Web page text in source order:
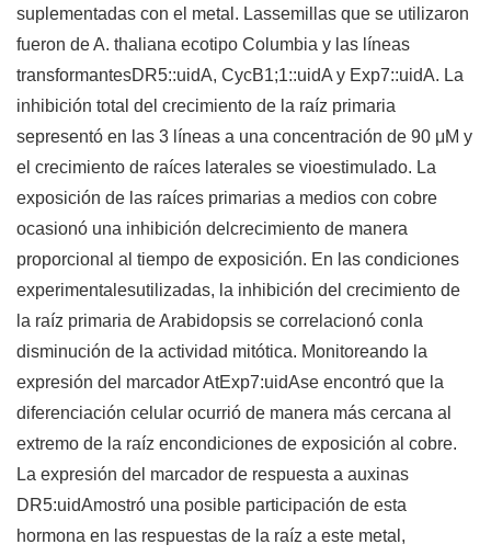
suplementadas con el metal. Lassemillas que se utilizaron
fueron de A. thaliana ecotipo Columbia y las líneas
transformantesDR5::uidA, CycB1;1::uidA y Exp7::uidA. La
inhibición total del crecimiento de la raíz primaria
sepresentó en las 3 líneas a una concentración de 90 μM y
el crecimiento de raíces laterales se vioestimulado. La
exposición de las raíces primarias a medios con cobre
ocasionó una inhibición delcrecimiento de manera
proporcional al tiempo de exposición. En las condiciones
experimentalesutilizadas, la inhibición del crecimiento de
la raíz primaria de Arabidopsis se correlacionó conla
disminución de la actividad mitótica. Monitoreando la
expresión del marcador AtExp7:uidAse encontró que la
diferenciación celular ocurrió de manera más cercana al
extremo de la raíz encondiciones de exposición al cobre.
La expresión del marcador de respuesta a auxinas
DR5:uidAmostró una posible participación de esta
hormona en las respuestas de la raíz a este metal,